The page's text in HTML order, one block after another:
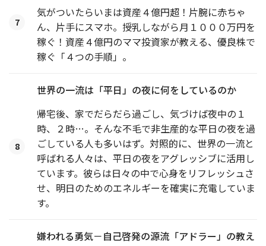
7
気がついたらいまは資産４億円超！片腕に赤ちゃ
ん、片手にスマホ。授乳しながら月１０００万円を
稼ぐ！資産４億円のママ投資家が教える、優良株で
稼ぐ「４つの手順」。
8
世界の一流は「平日」の夜に何をしているのか
帰宅後、家でだらだら過ごし、気づけば夜中の１
時、２時…。そんな不毛で非生産的な平日の夜を過
ごしている人も多いはず。対照的に、世界の一流と
呼ばれる人々は、平日の夜をアグレッシブに活用し
ています。彼らは日々の中で心身をリフレッシュさ
せ、明日のためのエネルギーを確実に充電していま
す。
嫌われる勇気－自己啓発の源流「アドラー」の教え